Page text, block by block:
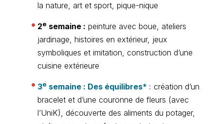
la nature, art et sport, pique-nique
2e semaine : peinture avec boue, ateliers
jardinage, histoires en extérieur, jeux
symboliques et imitation, construction d’une
cuisine extérieure
3e semaine : Des équilibres* : création d’un
bracelet et d’une couronne de fleurs (avec
l’UniK), découverte des aliments du potager,